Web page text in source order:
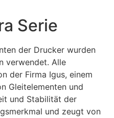
Serie
der Drucker wurden
verwendet. Alle
der Firma Igus, einem
Gleitelementen und
und Stabilität der
und zeugt von